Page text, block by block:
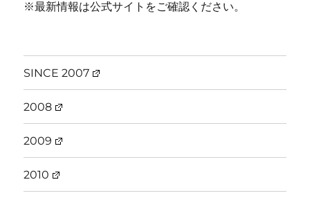
※最新情報は公式サイトをご確認ください。
SINCE 2007
2008
2009
2010